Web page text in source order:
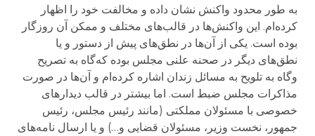
به طور محدود واکنش نشان داده و مخالفت خود را اظهار
کرده‌ام. این واکنش‌ها در قالب‌های مختلف و ممکن آن روزگار
بوده است. یکی از آن‌ها در نطق‌های پیش از دستور و یا
نطق‌های دیگر در صحنه علنی مجلس بوده که‌گاه به تصریح
و‌گاه به تلویح به مسائل زندان اشاره کرده‌ام و آن‌ها در صورت
مذاکرات مجلس ضبط است. اما بیشتر در قالب دیدارهای
خصوصی با مسئولان مملکتی (مانند رئیس مجلس، رئیس
جمهور، نخست وزیر، مسئولان قضایی و…) و یا ارسال نامه‌های